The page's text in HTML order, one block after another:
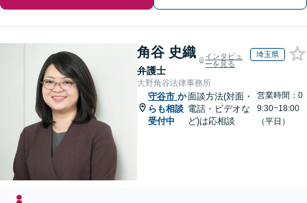
角谷 史織
弁護士
インタビュ
ーを見る
埼玉県
大野角谷法律事務所
守谷市 か
らも相談
受付中
面談方法(対面・
電話・ビデオな
ど)は応相談
営業時間：0
9:30~18:00
（平日）